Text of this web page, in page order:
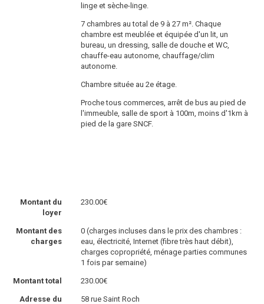
linge et sèche-linge.
7 chambres au total de 9 à 27 m². Chaque
chambre est meublée et équipée d'un lit, un
bureau, un dressing, salle de douche et WC,
chauffe-eau autonome, chauffage/clim
autonome.
Chambre située au 2e étage.
Proche tous commerces, arrêt de bus au pied de
l'immeuble, salle de sport à 100m, moins d'1km à
pied de la gare SNCF.
Montant du
loyer
230.00€
Montant des
charges
0 (charges incluses dans le prix des chambres :
eau, électricité, Internet (fibre très haut débit),
charges copropriété, ménage parties communes
1 fois par semaine)
Montant total 230.00€
Adresse du
58 rue Saint Roch